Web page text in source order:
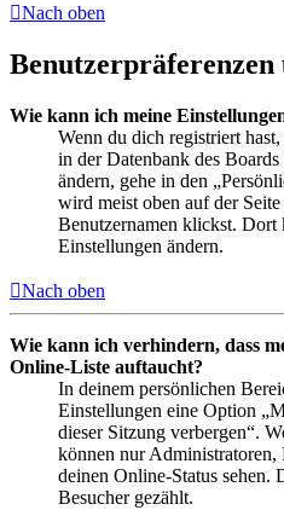
Nach oben
Benutzerpräferenzen
Wie kann ich meine
Wenn du dich registriert
in der Datenbank des
ändern, gehe in den
wird meist oben auf der
Benutzernamen klickst. Dort
Einstellungen ändern.
Nach oben
Wie kann ich verhindern, dass
Online-Liste auftaucht?
In deinem persönlichen
Einstellungen eine Option
dieser Sitzung verbergen“.
können nur Administratoren,
deinen Online-Status sehen.
Besucher gezählt.